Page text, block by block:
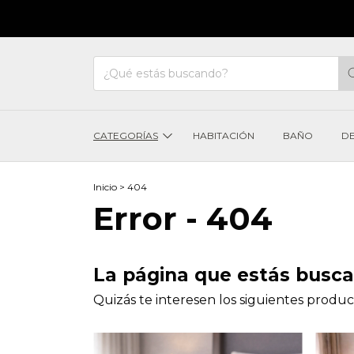
CATEGORÍAS HABITACIÓN BAÑO
Inicio > 404
Error - 404
La página que estás
Quizás te interesen los siguientes